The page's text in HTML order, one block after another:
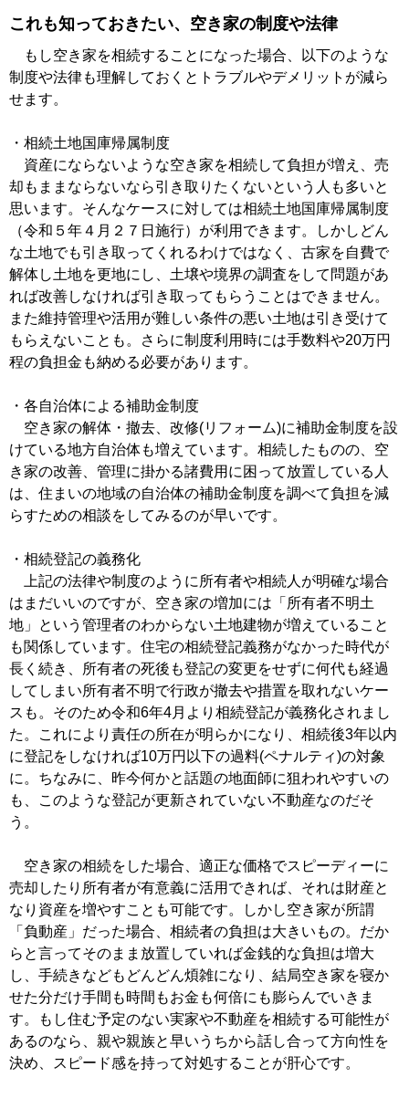
これも知っておきたい、空き家の制度や法律
もし空き家を相続することになった場合、以下のような
制度や法律も理解しておくとトラブルやデメリットが減ら
せます。
・相続土地国庫帰属制度
資産にならないような空き家を相続して負担が増え、売
却もままならないなら引き取りたくないという人も多いと
思います。そんなケースに対しては相続土地国庫帰属制度
（令和５年４月２７日施行）が利用できます。しかしどん
な土地でも引き取ってくれるわけではなく、古家を自費で
解体し土地を更地にし、土壌や境界の調査をして問題があ
れば改善しなければ引き取ってもらうことはできません。
また維持管理や活用が難しい条件の悪い土地は引き受けて
もらえないことも。さらに制度利用時には手数料や20万円
程の負担金も納める必要があります。
・各自治体による補助金制度
空き家の解体・撤去、改修(リフォーム)に補助金制度を設
けている地方自治体も増えています。相続したものの、空
き家の改善、管理に掛かる諸費用に困って放置している人
は、住まいの地域の自治体の補助金制度を調べて負担を減
らすための相談をしてみるのが早いです。
・相続登記の義務化
上記の法律や制度のように所有者や相続人が明確な場合
はまだいいのですが、空き家の増加には「所有者不明土
地」という管理者のわからない土地建物が増えていること
も関係しています。住宅の相続登記義務がなかった時代が
長く続き、所有者の死後も登記の変更をせずに何代も経過
してしまい所有者不明で行政が撤去や措置を取れないケー
スも。そのため令和6年4月より相続登記が義務化されまし
た。これにより責任の所在が明らかになり、相続後3年以内
に登記をしなければ10万円以下の過料(ペナルティ)の対象
に。ちなみに、昨今何かと話題の地面師に狙われやすいの
も、このような登記が更新されていない不動産なのだそ
う。
空き家の相続をした場合、適正な価格でスピーディーに
売却したり所有者が有意義に活用できれば、それは財産と
なり資産を増やすことも可能です。しかし空き家が所謂
「負動産」だった場合、相続者の負担は大きいもの。だか
らと言ってそのまま放置していれば金銭的な負担は増大
し、手続きなどもどんどん煩雑になり、結局空き家を寝か
せた分だけ手間も時間もお金も何倍にも膨らんでいきま
す。もし住む予定のない実家や不動産を相続する可能性が
あるのなら、親や親族と早いうちから話し合って方向性を
決め、スピード感を持って対処することが肝心です。